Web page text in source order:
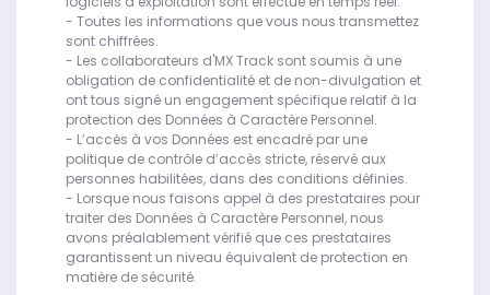
- Toutes les informations que vous nous transmettez
sont chiffrées.
- Les collaborateurs d'MX Track sont soumis à une
obligation de confidentialité et de non-divulgation et
ont tous signé un engagement spécifique relatif à la
protection des Données à Caractère Personnel.
- L’accès à vos Données est encadré par une
politique de contrôle d’accès stricte, réservé aux
personnes habilitées, dans des conditions définies.
- Lorsque nous faisons appel à des prestataires pour
traiter des Données à Caractère Personnel, nous
avons préalablement vérifié que ces prestataires
garantissent un niveau équivalent de protection en
matière de sécurité.